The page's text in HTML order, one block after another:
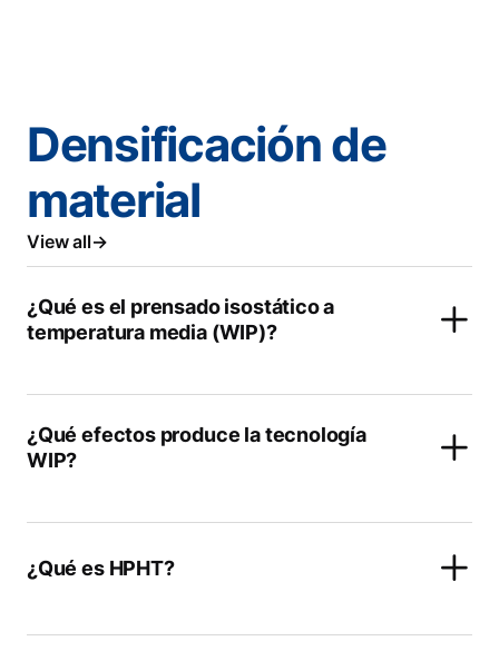
Densificación de
material
View all
¿Qué es el prensado isostático a
temperatura media (WIP)?
¿Qué efectos produce la tecnología
WIP?
¿Qué es HPHT?